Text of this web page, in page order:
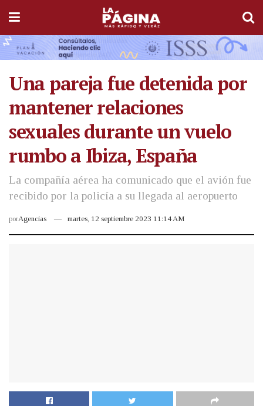
Una pareja fue detenida por
mantener relaciones
sexuales durante un vuelo
rumbo a Ibiza, España
La compañía aérea ha comunicado que el avión fue
recibido por la policía a su llegada al aeropuerto
porAgencias martes, 12 septiembre 2023 11:14 AM